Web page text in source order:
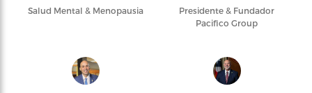
Salud Mental & Menopausia
Presidente & Fundador
Pacifico Group